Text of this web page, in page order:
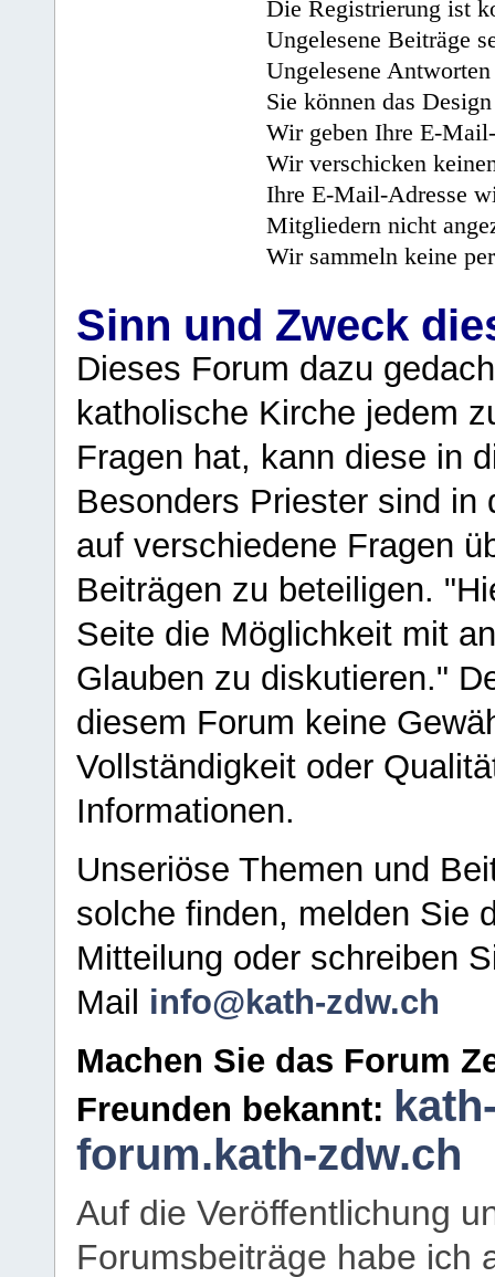
Die Registrierung ist
Ungelesene Beiträge
Ungelesene
Sie können das
Wir geben Ihre E-
Wir verschicken
Ihre E-Mail-Adresse
Mitgliedern nicht
Wir sammeln keine
Sinn und Zweck
Dieses Forum dazu
katholische Kirche jedem
Fragen hat, kann diese in
Besonders Priester sind in
auf verschiedene Fragen
Beiträgen zu beteiligen.
Seite die Möglichkeit mit
Glauben zu diskutieren."
diesem Forum keine
Vollständigkeit oder
Informationen.
Unseriöse Themen und
solche finden, melden Sie
Mitteilung oder schreiben
Mail info@kath-zdw.ch
Machen Sie das Forum
Freunden bekannt:
forum.kath-zdw.ch
Auf die Veröffentlichung
Forumsbeiträge habe ich